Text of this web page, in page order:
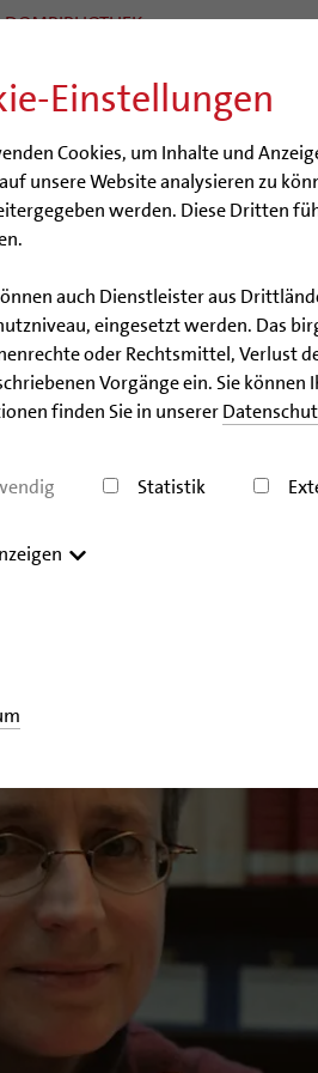
Einstellungen
Cookies, um Inhalte und
unsere Website analysieren zu
werden. Diese Dritten
auch Dienstleister aus
eingesetzt werden. Das
oder Rechtsmittel, Verlust
Vorgänge ein. Sie
finden Sie in unserer
Statistik
DOMBIBLIOTHEK
BISTUM
Nachrichten Artikel
in
Vom 13. bis 16.